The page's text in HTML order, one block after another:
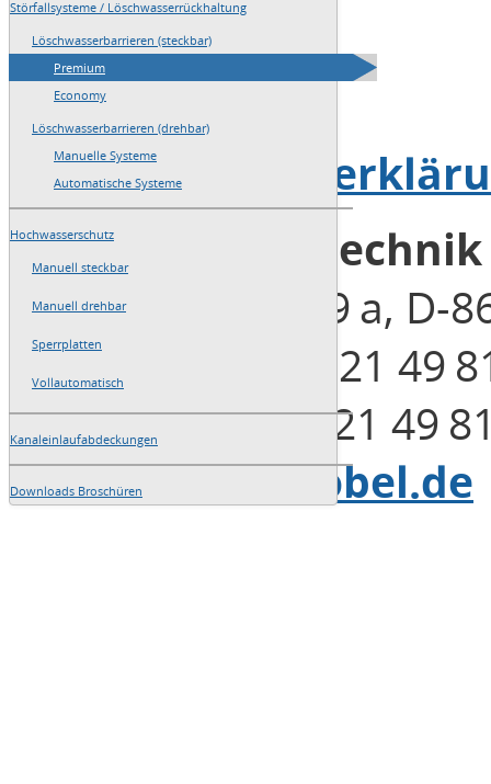
Störfallsysteme / Löschwasserrückhaltung
Löschwasserbarrieren (steckbar)
Premium
Economy
Löschwasserbarrieren (drehbar)
Manuelle Systeme
Automatische Systeme
Hochwasserschutz
Manuell steckbar
Manuell drehbar
Sperrplatten
Vollautomatisch
Kanaleinlaufabdeckungen
Downloads Broschüren
→Sitemap
→Impressum
→
Blobel Umwelttechnik
Henleinstraße 29 a, D-
Telefon: +49 (0)821 49
Telefax: +49 (0)821 49
E-Mail:info@blobel.de